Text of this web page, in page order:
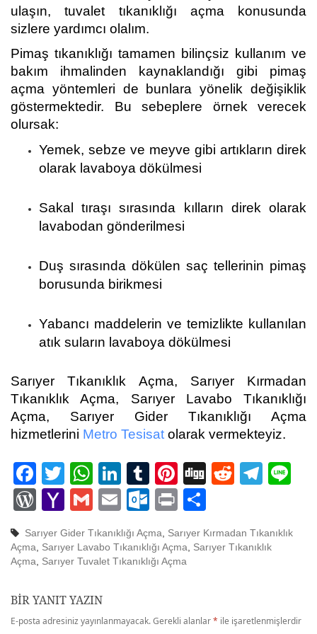
ulaşın, tuvalet tıkanıklığı açma konusunda
sizlere yardımcı olalım.
Pimaş tıkanıklığı tamamen bilinçsiz kullanım ve
bakım ihmalinden kaynaklandığı gibi pimaş
açma yöntemleri de bunlara yönelik değişiklik
göstermektedir. Bu sebeplere örnek verecek
olursak:
Yemek, sebze ve meyve gibi artıkların direk
olarak lavaboya dökülmesi
Sakal tıraşı sırasında kılların direk olarak
lavabodan gönderilmesi
Duş sırasında dökülen saç tellerinin pimaş
borusunda birikmesi
Yabancı maddelerin ve temizlikte kullanılan
atık suların lavaboya dökülmesi
Sarıyer Tıkanıklık Açma, Sarıyer Kırmadan
Tıkanıklık Açma, Sarıyer Lavabo Tıkanıklığı
Açma, Sarıyer Gider Tıkanıklığı Açma
hizmetlerini Metro Tesisat olarak vermekteyiz.
Facebook
TwitterWhatsApp
LinkedIn
Tumblr
Pinterest
DiggReddit
WordPress
YahooGmailEmailOutlook.com
Print
Sarıyer Gider Tıkanıklığı Açma
Sarıyer Kırmadan Tıkanıklık
Açma
Sarıyer Lavabo Tıkanıklığı Açma
Sarıyer Tıkanıklık
Açma
Sarıyer Tuvalet Tıkanıklığı Açma
BIR YANIT YAZIN
E-posta adresiniz yayınlanmayacak.Gerekli alanlar* ile işaretlenmişlerdir